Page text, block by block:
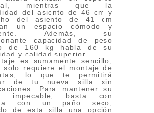
mientras que la
del asiento de 46 cm y
del asiento de 41 cm
un espacio cómodo y
Además, su
capacidad de peso
de 160 kg habla de su
y calidad superior.
es sumamente sencillo,
solo requiere el montaje de
lo que te permitirá
de tu nueva silla sin
Para mantener su
impecable, basta con
con un paño seco,
de esta silla una opción